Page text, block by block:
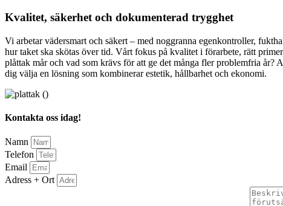
Kvalitet, säkerhet och dokumenterad trygghet
Vi arbetar vädersmart och säkert – med noggranna egenkontroller,
hur taket ska skötas över tid. Vårt fokus på kvalitet i förarbete, rätt
plåttak mår och vad som krävs för att ge det många fler problemfria
dig välja en lösning som kombinerar estetik, hållbarhet och ekonomi.
Kontakta oss idag!
Namn
Telefon
Email
Adress + Ort